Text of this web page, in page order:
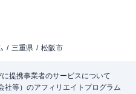
三重県 松阪市
提携事業者のサービスについて
社等）のアフィリエイトプログラム